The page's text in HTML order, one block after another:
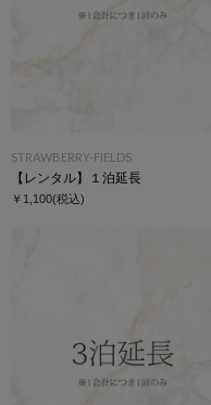
STRAWBERRY-FIELDS
【レンタル】１泊延長
￥1,100(税込)